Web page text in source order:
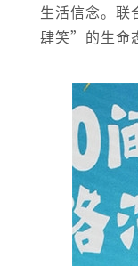
生活信念。
肆笑”的生命